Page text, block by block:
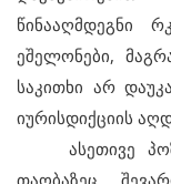
წინააღმდეგნი
ეშელონები,
საკითხი არ
იურისდიქციის
ასეთივე